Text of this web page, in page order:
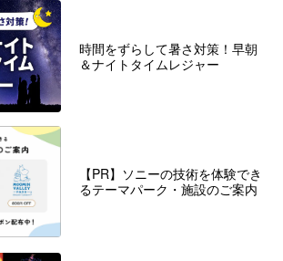
時間をずらして暑さ対策！早朝
＆ナイトタイムレジャー
【PR】ソニーの技術を体験でき
るテーマパーク・施設のご案内